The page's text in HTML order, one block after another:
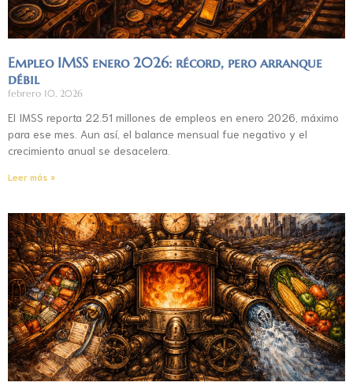
Empleo IMSS enero 2026: récord, pero arranque
débil
febrero 10, 2026
El IMSS reporta 22.51 millones de empleos en enero 2026, máximo
para ese mes. Aun así, el balance mensual fue negativo y el
crecimiento anual se desacelera.
Leer más »